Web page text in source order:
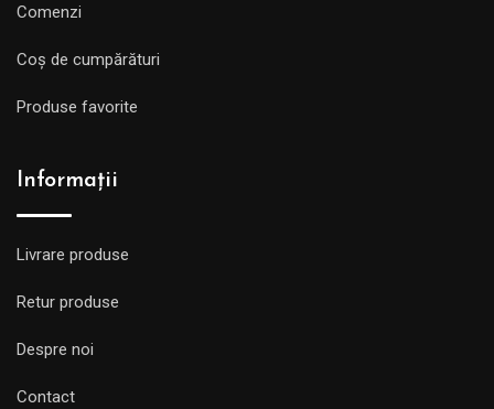
Comenzi
Coș de cumpărături
Produse favorite
Informații
Livrare produse
Retur produse
Despre noi
Contact